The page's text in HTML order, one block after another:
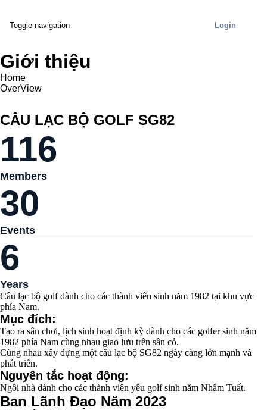
Toggle navigation Login
Giới thiệu
Home
OverView
CÂU LẠC BỘ GOLF SG82
116
Members
30
Events
6
Years
Câu lạc bộ golf dành cho các thành viên sinh năm 1982 tại khu vực
phía Nam.
Mục đích:
Tạo ra sân chơi, lịch sinh hoạt định kỳ dành cho các golfer sinh năm
1982 phía Nam cùng nhau giao lưu trên sân cỏ.
Cùng nhau xây dựng một câu lạc bộ SG82 ngày càng lớn mạnh và
phát triển.
Nguyên tắc hoạt động:
Ngôi nhà dành cho các thành viên yêu golf sinh năm Nhâm Tuất.
Ban Lãnh Đạo Năm 2023